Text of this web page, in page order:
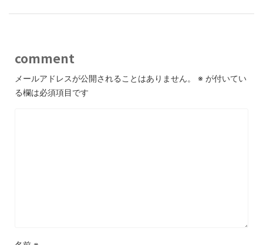
comment
メールアドレスが公開されることはありません。 ※ が付いてい
る欄は必須項目です